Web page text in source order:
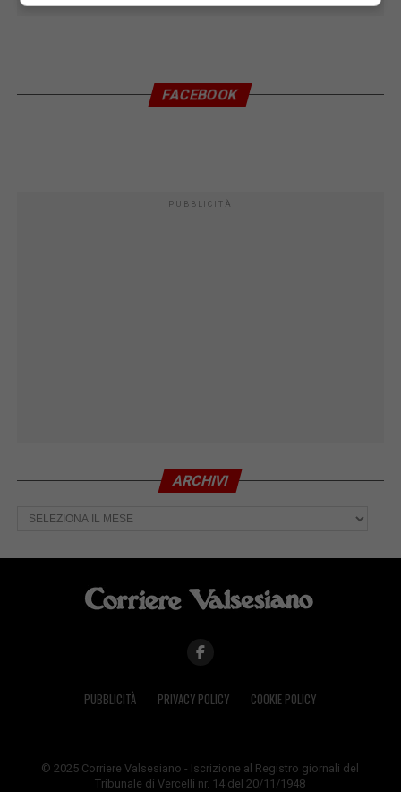
FACEBOOK
PUBBLICITÀ
ARCHIVI
Archivi
PUBBLICITÀ PRIVACY POLICY COOKIE POLICY
© 2025 Corriere Valsesiano - Iscrizione al Registro giornali del
Tribunale di Vercelli nr. 14 del 20/11/1948